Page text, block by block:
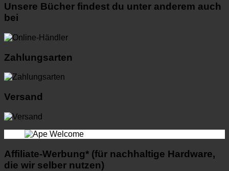
Unsere Bücher findest du unter anderem auch
bei
Zahlungsarten
Versand
Affiliate-Werbung* (für nachhaltige Hardware,
die wir selber nutzen)